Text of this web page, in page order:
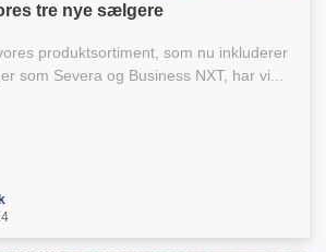
tre nye sælgere
produktsortiment, som nu inkluderer
som Severa og Business NXT, har vi...